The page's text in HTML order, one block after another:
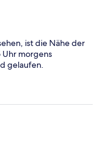
ist die Nähe der
Uhr morgens
gelaufen.